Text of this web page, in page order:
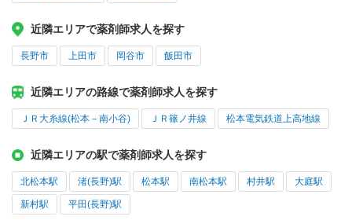
近隣エリアで薬剤師求人を探す
長野市 上田市 岡谷市 飯田市
近隣エリアの路線で薬剤師求人を探す
ＪＲ大糸線(松本－南小谷) ＪＲ篠ノ井線 松本電気鉄道上高地線
近隣エリアの駅で薬剤師求人を探す
北松本駅 渚(長野)駅 松本駅 南松本駅 村井駅 大庭駅
新村駅 平田(長野)駅